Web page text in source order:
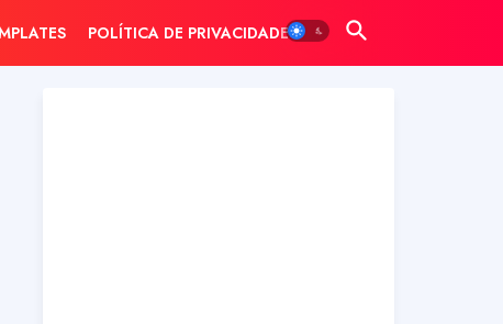
POLÍTICA DE PRIVACIDADE